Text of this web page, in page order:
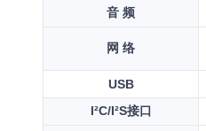
音 频
网 络
USB
I²C/I²S接口